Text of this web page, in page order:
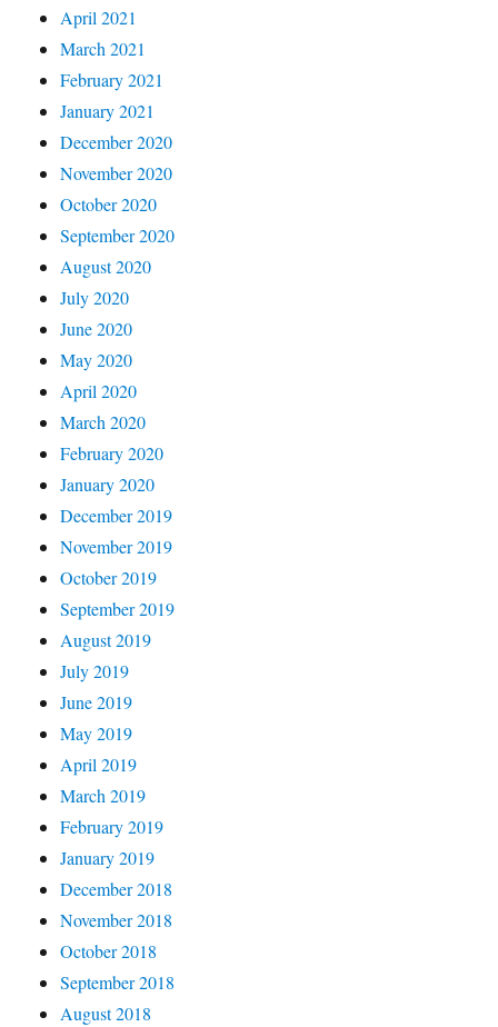
April 2021
March 2021
February 2021
January 2021
December 2020
November 2020
October 2020
September 2020
August 2020
July 2020
June 2020
May 2020
April 2020
March 2020
February 2020
January 2020
December 2019
November 2019
October 2019
September 2019
August 2019
July 2019
June 2019
May 2019
April 2019
March 2019
February 2019
January 2019
December 2018
November 2018
October 2018
September 2018
August 2018